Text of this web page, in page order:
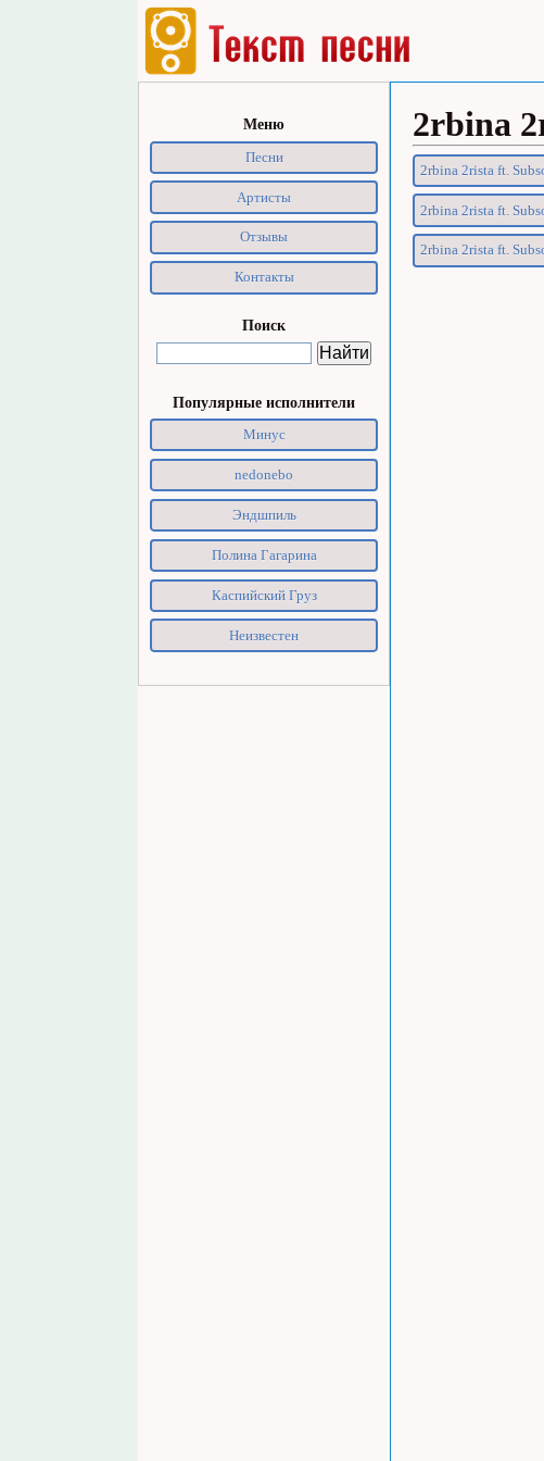
Меню
Песни
Артисты
Отзывы
Контакты
Поиск
Популярные исполнители
Минус
nedonebo
Эндшпиль
Полина Гагарина
Каспийский Груз
Неизвестен
2rbina
2rbina 2rista ft.
2rbina 2rista ft.
2rbina 2rista ft.